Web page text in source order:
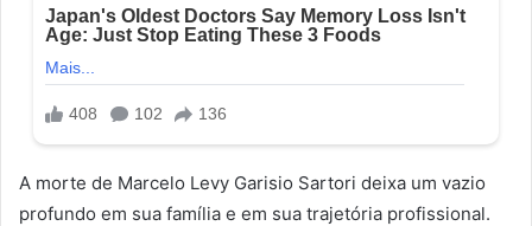
A morte de Marcelo Levy Garisio Sartori deixa um vazio
profundo em sua família e em sua trajetória profissional.